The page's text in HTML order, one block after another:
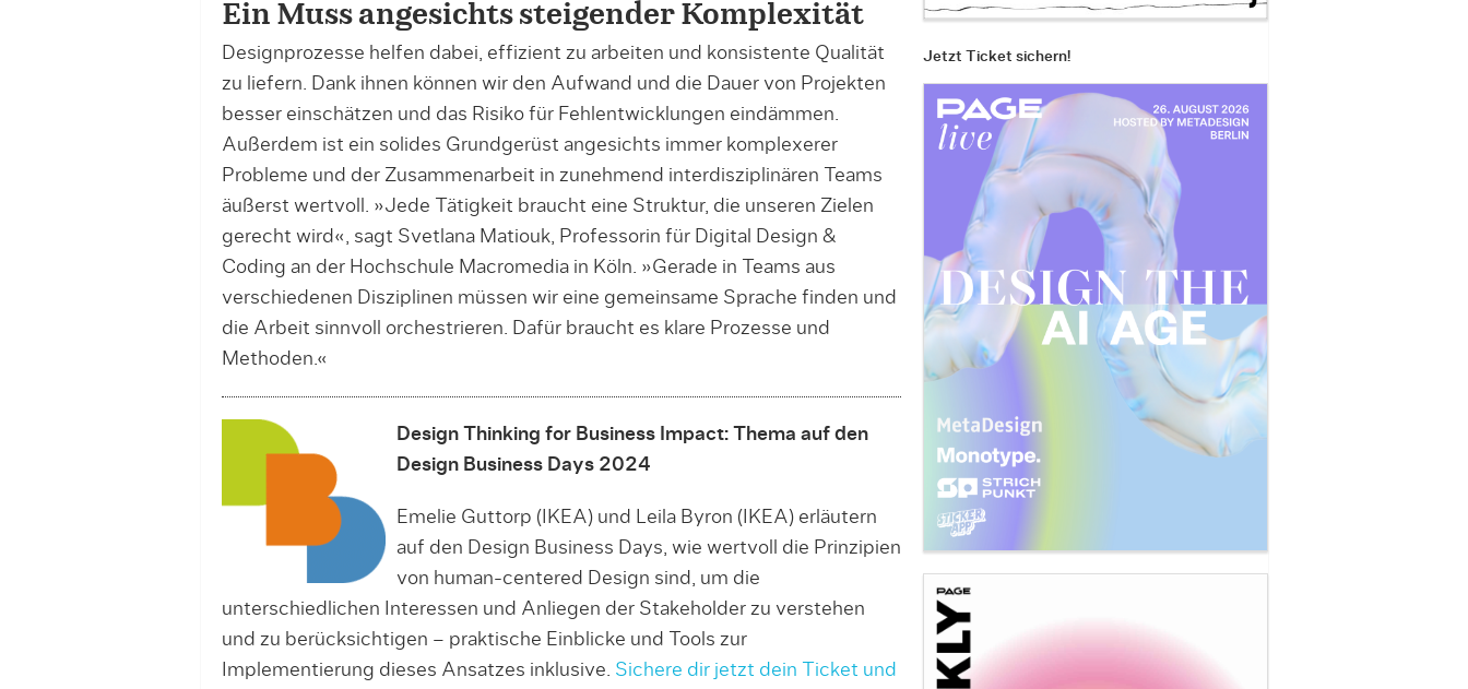
Ein Muss angesichts steigender Komplexität
Designprozesse helfen dabei, effizient zu arbeiten und konsistente Qualität
zu liefern. Dank ihnen kön­nen wir den Aufwand und die Dauer von Projekten
bes­ser einschätzen und das Risiko für Fehlentwicklungen eindämmen.
Außerdem ist ein solides Grund­gerüst angesichts immer komplexerer
Probleme und der Zusammenarbeit in zunehmend interdisziplinä­ren Teams
äußerst wertvoll. »Jede Tätigkeit braucht eine Struktur, die unseren Zielen
gerecht wird«, sagt Svet­lana Matiouk, Professorin für Digital Design &
Coding an der Hochschule Macromedia in Köln. »Ge­rade in Teams aus
verschiedenen Disziplinen müs­­­sen wir eine gemeinsame Sprache finden und
die Ar­beit sinnvoll orchestrieren. Dafür braucht es klare Prozesse und
Methoden.«
Design Thinking for Business Impact: Thema auf den
Design Business Days 2024
Emelie Guttorp (IKEA) und Leila Byron (IKEA) erläutern
auf den Design Business Days, wie wertvoll die Prinzipien
von human-centered Design sind, um die
unterschiedlichen Interessen und Anliegen der Stakeholder zu verstehen
und zu berücksichtigen – praktische Einblicke und Tools zur
Implementierung dieses Ansatzes inklusive. Sichere dir jetzt dein Ticket und
Jetzt Ticket sichern!